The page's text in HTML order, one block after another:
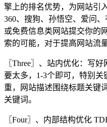
擎上的排名优势，为网站引
360、搜狗、孙悟空、爱问
或免费信息类网站提交你的
索的可能，对于提高网站流
〖Three〗、站内优化：写
要太多，1-3个即可，特别
重，网站描述围绕标题关键
关键词。
〖Four〗、内部结构优化